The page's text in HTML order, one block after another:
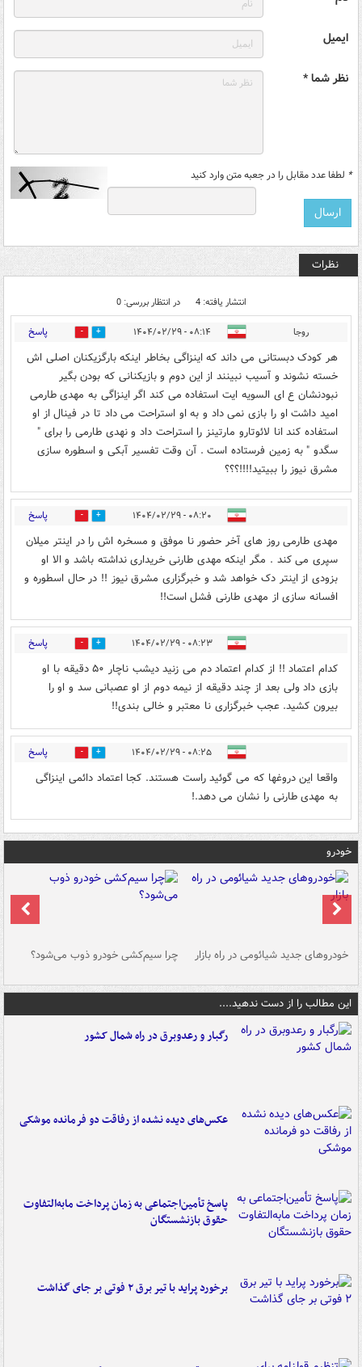
ایمیل
نظر شما *
* لطفا عدد مقابل را در جعبه متن وارد کنید
نظرات
انتشار یافته: 4 در انتظار بررسی: 0
روجا ۰۸:۱۴ - ۱۴۰۴/۰۲/۲۹ 0 پاسخ
هر کودک دبستانی می داند که اینزاگی بخاطر اینکه بارگزیکنان اصلی اش
خسته نشوند و آسیب نبینند از این دوم و بازیکنانی که بودن بگیر
نبودنشان ع ای السویه ایت استفاده می کند اگر اینزاگی به مهدی طارمی
امید داشت او را بازی نمی داد و به او استراحت می داد تا در فینال از او
استفاده کند انا لائوتارو مارتینز را استراحت داد و نهدی طارمی را برای "
سگدو " به زمین فرستاده است . آن وقت تفسیر آبکی و اسطوره سازی
مشرق نیوز را ببیتید‌!!!!؟؟؟
۰۸:۲۰ - ۱۴۰۴/۰۲/۲۹ 0 پاسخ
مهدی طارمی روز های آخر حضور نا موفق و مسخره اش را در اینتر میلان
سپری می کند . مگر اینکه مهدی طارنی خریداری نداشته باشد و الا او
بزودی از اینتر دک خواهد شد و خبرگزاری مشرق نیوز !! در حال اسطوره و
افسانه سازی از مهدی طارنی فشل است‌!!
۰۸:۲۳ - ۱۴۰۴/۰۲/۲۹ 1 پاسخ
کدام اعتماد !! از کدام اعتماد دم می زنید دیشب ناچار ۵۰ دقیقه با او
بازی داد ولی بعد از چند دقیقه از نیمه دوم از او عصبانی سد و او را
بیرون کشید. عجب خبرگزاری نا معتبر و خالی بندی!!
۰۸:۲۵ - ۱۴۰۴/۰۲/۲۹ 1 پاسخ
واقعا این دروغها که می گوئید راست هستند. کجا اعتماد دائمی اینزاگی
به مهدی طارنی را نشان می دهد.!
خودرو
خودروهای جدید شیائومی در راه بازار چرا سیم‌کشی خودرو ذوب می‌شود؟
این مطالب را از دست ندهید....
رگبار و رعدوبرق در راه شمال کشور
عکس‌های دیده نشده از رفاقت دو فرمانده‌ موشکی
پاسخ تأمین‌اجتماعی به زمان پرداخت مابه‌التفاوت
حقوق بازنشستگان
برخورد پراید با تیر برق ۲ فوتی بر جای گذاشت